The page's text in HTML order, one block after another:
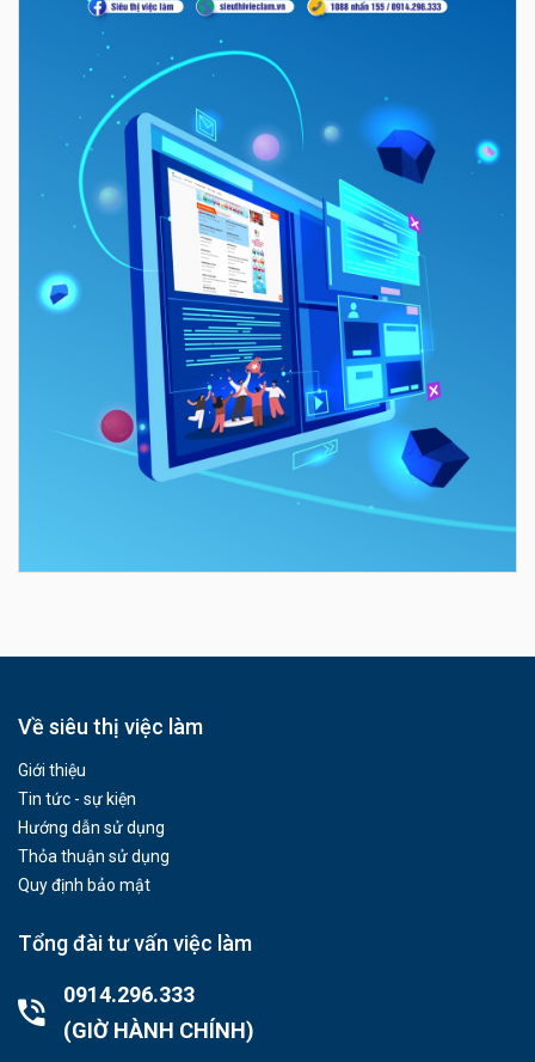
Về siêu thị việc làm
Giới thiệu
Tin tức - sự kiện
Hướng dẫn sử dụng
Thỏa thuận sử dụng
Quy định bảo mật
Tổng đài tư vấn việc làm
0914.296.333
(GIỜ HÀNH CHÍNH)